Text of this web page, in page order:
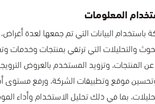
المعلومات
باستخدام البيانات التي تم جمعها لعدة